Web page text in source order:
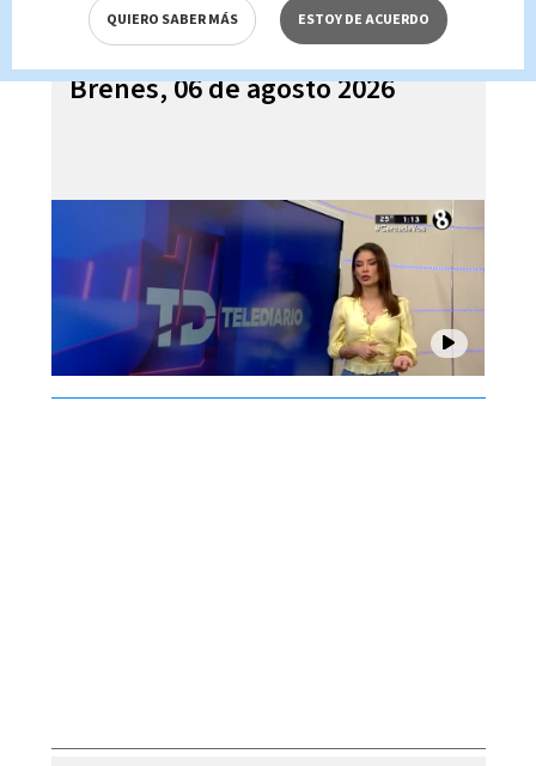
Telediario En Directo con Paula
Brenes, 06 de agosto 2026
QUIERO SABER MÁS ESTOY DE ACUERDO